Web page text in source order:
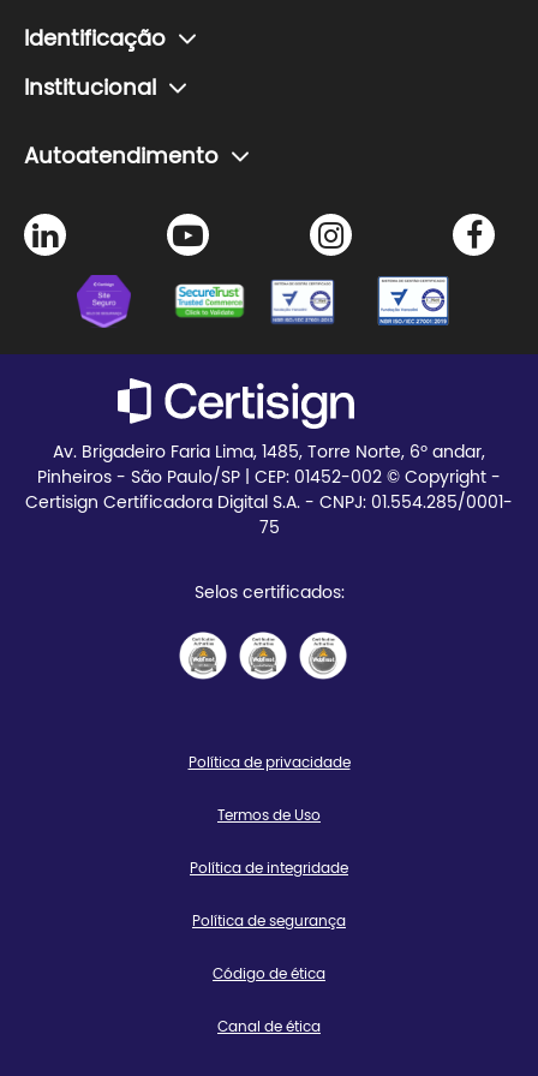
Teste seu certificado
Agendamento de certificado
Esqueci minha senha
Como fazer um agendamento de certificado
Identificação
Institucional
Trabalhe Conosco
Autoatendimento
Instalação de certificado
Meus pedidos
Av. Brigadeiro Faria Lima, 1485, Torre Norte, 6º andar,
Pinheiros - São Paulo/SP | CEP: 01452-002 © Copyright -
Certisign Certificadora Digital S.A. - CNPJ: 01.554.285/0001-
75
Selos certificados:
Política de privacidade
Termos de Uso
Política de integridade
Política de segurança
Código de ética
Canal de ética